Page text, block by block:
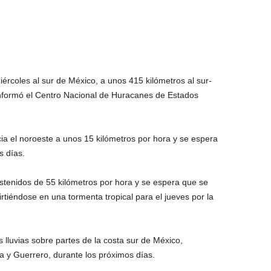
al sur de México, a unos 415 kilómetros al sur-
el Centro Nacional de Huracanes de Estados
el noroeste a unos 15 kilómetros por hora y se espera
días.
de 55 kilómetros por hora y se espera que se
en una tormenta tropical para el jueves por la
sobre partes de la costa sur de México,
y Guerrero, durante los próximos días.